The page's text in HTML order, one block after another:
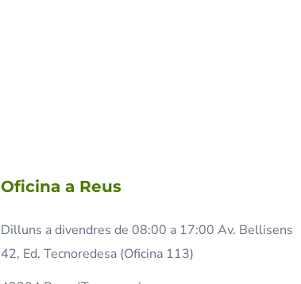
Oficina a Reus
Dilluns a divendres de 08:00 a 17:00 Av. Bellisens
42, Ed. Tecnoredesa (Oficina 113)